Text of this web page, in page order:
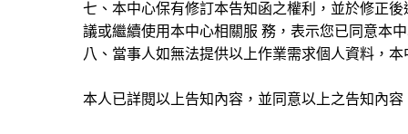
七、本中心保有修訂本告知函之權利，並於修正
議或繼續使用本中心相關服 務，表示您已同意本
八、當事人如無法提供以上作業需求個人資料，
本人已詳閱以上告知內容，並同意以上之告知內容